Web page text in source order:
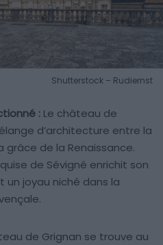
Shutterstock – Rudiernst
: Le château de
d’architecture entre la
de la Renaissance.
de Sévigné enrichit son
un joyau niché dans la
de Grignan se trouve au